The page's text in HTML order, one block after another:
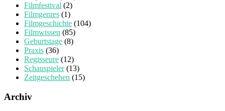
Filmfestival (2)
Filmgenres (1)
Filmgeschichte (104)
Filmwissen (85)
Geburtstage (8)
Praxis (36)
Regisseure (12)
Schauspieler(13)
Zeitgeschehen (15)
Archiv